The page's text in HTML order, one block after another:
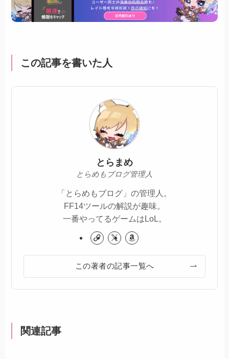
この記事を書いた人
とらまめ
とらめもブログ管理人
「とらめもブログ」の管理人。
FF14ツールの解説が趣味。
一番やってるゲームはLoL。
この著者の記事一覧へ
関連記事